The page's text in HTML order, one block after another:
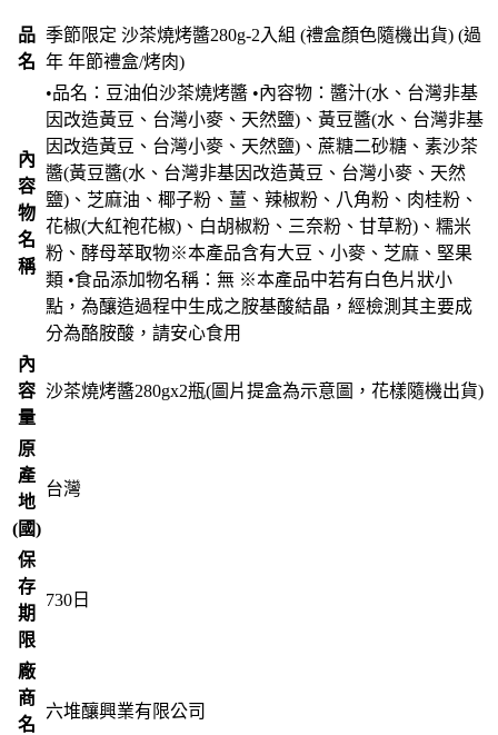
品
名
季節限定 沙茶燒烤醬280g-2入組 (禮盒顏色隨機出貨) (過
年 年節禮盒/烤肉)
內
容
物
名
稱
•品名：豆油伯沙茶燒烤醬 •內容物：醬汁(水、台灣非基
因改造黃豆、台灣小麥、天然鹽)、黃豆醬(水、台灣非基
因改造黃豆、台灣小麥、天然鹽)、蔗糖二砂糖、素沙茶
醬(黃豆醬(水、台灣非基因改造黃豆、台灣小麥、天然
鹽)、芝麻油、椰子粉、薑、辣椒粉、八角粉、肉桂粉、
花椒(大紅袍花椒)、白胡椒粉、三奈粉、甘草粉)、糯米
粉、酵母萃取物※本產品含有大豆、小麥、芝麻、堅果
類 •食品添加物名稱：無 ※本產品中若有白色片狀小
點，為釀造過程中生成之胺基酸結晶，經檢測其主要成
分為酪胺酸，請安心食用
內
容
量
沙茶燒烤醬280gx2瓶(圖片提盒為示意圖，花樣隨機出貨)
原
產
地
(國)
台灣
保
存
期
限
730 日
廠
商
名
六堆釀興業有限公司